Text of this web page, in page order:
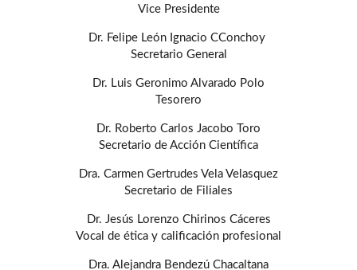
Vice Presidente
Dr. Felipe León Ignacio CConchoy
Secretario General
Dr. Luis Geronimo Alvarado Polo
Tesorero
Dr. Roberto Carlos Jacobo Toro
Secretario de Acción Científica
Dra. Carmen Gertrudes Vela Velasquez
Secretario de Filiales
Dr. Jesús Lorenzo Chirinos Cáceres
Vocal de ética y calificación profesional
Dra. Alejandra Bendezú Chacaltana